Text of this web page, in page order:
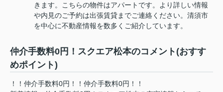
きます。こちらの物件はアパートです。より詳しい情報
や内見のご予約は出張賃貸までご連絡ください。清須市
を中心に不動産情報を数多くご紹介しています。
仲介手数料0円！スクエア松本のコメント(おすす
めポイント)
！！仲介手数料0円！！仲介手数料0円！！